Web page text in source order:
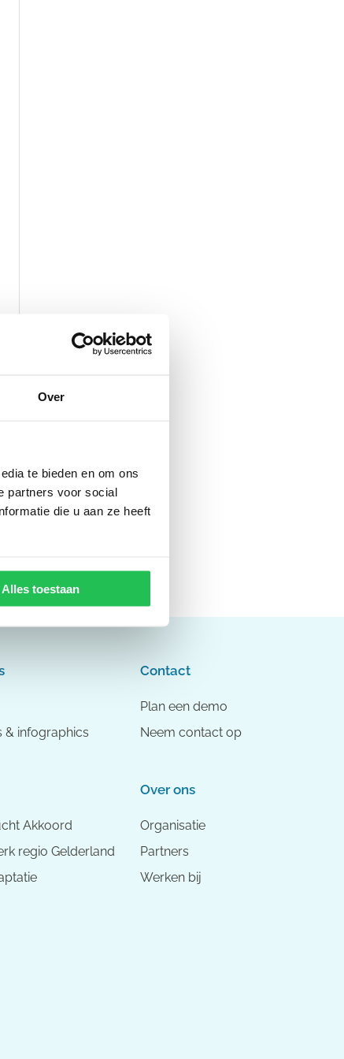
Over
te bieden en om ons
partners voor social
die u aan ze heeft
Alles toestaan
& infographics
Akkoord
regio Gelderland
Contact
Plan een demo
Neem contact op
Over ons
Organisatie
Partners
Werken bij